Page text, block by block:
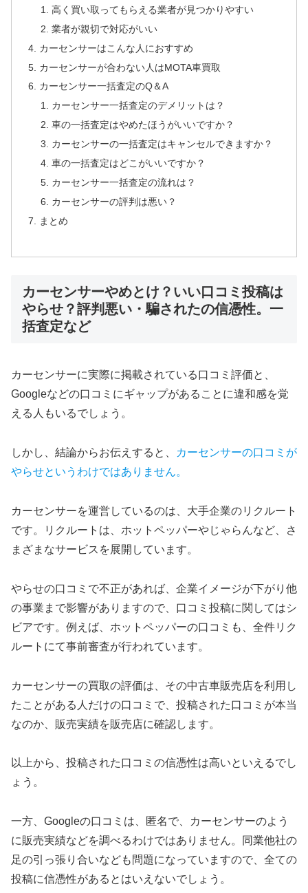
高く買い取ってもらえる業者が見つかりやすい
業者が親切で対応がいい
カーセンサーはこんな人におすすめ
カーセンサーが合わない人はMOTA車買取
カーセンサー一括査定のQ＆A
カーセンサー一括査定のデメリットは？
車の一括査定はやめたほうがいいですか？
カーセンサーの一括査定はキャンセルできますか？
車の一括査定はどこがいいですか？
カーセンサー一括査定の流れは？
カーセンサーの評判は悪い？
まとめ
カーセンサーやめとけ？いい口コミ投稿は
やらせ？評判悪い・騙されたの信憑性。一
括査定など
カーセンサーに実際に掲載されている口コミ評価と、
Googleなどの口コミにギャップがあることに違和感を覚
える人もいるでしょう。
しかし、結論からお伝えすると、
カーセンサーの口コミが
やらせというわけではありません。
カーセンサーを運営しているのは、大手企業のリクルート
です。リクルートは、ホットペッパーやじゃらんなど、さ
まざまなサービスを展開しています。
やらせの口コミで不正があれば、企業イメージが下がり他
の事業まで影響がありますので、口コミ投稿に関してはシ
ビアです。例えば、ホットペッパーの口コミも、全件リク
ルートにて事前審査が行われています。
カーセンサーの買取の評価は、その中古車販売店を利用し
たことがある人だけの口コミで、投稿された口コミが本当
なのか、販売実績を販売店に確認します。
以上から、投稿された口コミの信憑性は高いといえるでし
ょう。
一方、Googleの口コミは、匿名で、カーセンサーのよう
に販売実績などを調べるわけではありません。同業他社の
足の引っ張り合いなども問題になっていますので、全ての
投稿に信憑性があるとはいえないでしょう。